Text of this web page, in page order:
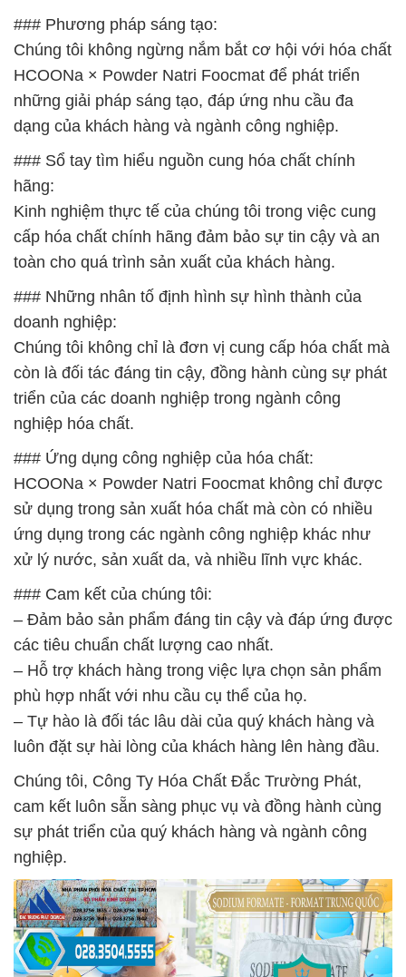
### Phương pháp sáng tạo:
Chúng tôi không ngừng nắm bắt cơ hội với hóa chất
HCOONa × Powder Natri Foocmat để phát triển
những giải pháp sáng tạo, đáp ứng nhu cầu đa
dạng của khách hàng và ngành công nghiệp.
### Sổ tay tìm hiểu nguồn cung hóa chất chính
hãng:
Kinh nghiệm thực tế của chúng tôi trong việc cung
cấp hóa chất chính hãng đảm bảo sự tin cậy và an
toàn cho quá trình sản xuất của khách hàng.
### Những nhân tố định hình sự hình thành của
doanh nghiệp:
Chúng tôi không chỉ là đơn vị cung cấp hóa chất mà
còn là đối tác đáng tin cậy, đồng hành cùng sự phát
triển của các doanh nghiệp trong ngành công
nghiệp hóa chất.
### Ứng dụng công nghiệp của hóa chất:
HCOONa × Powder Natri Foocmat không chỉ được
sử dụng trong sản xuất hóa chất mà còn có nhiều
ứng dụng trong các ngành công nghiệp khác như
xử lý nước, sản xuất da, và nhiều lĩnh vực khác.
### Cam kết của chúng tôi:
– Đảm bảo sản phẩm đáng tin cậy và đáp ứng được
các tiêu chuẩn chất lượng cao nhất.
– Hỗ trợ khách hàng trong việc lựa chọn sản phẩm
phù hợp nhất với nhu cầu cụ thể của họ.
– Tự hào là đối tác lâu dài của quý khách hàng và
luôn đặt sự hài lòng của khách hàng lên hàng đầu.
Chúng tôi, Công Ty Hóa Chất Đắc Trường Phát,
cam kết luôn sẵn sàng phục vụ và đồng hành cùng
sự phát triển của quý khách hàng và ngành công
nghiệp.